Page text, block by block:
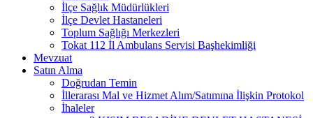
İlçe Sağlık Müdürlükleri
İlçe Devlet Hastaneleri
Toplum Sağlığı Merkezleri
Tokat 112 İl Ambulans Servisi Başhekimliği
Mevzuat
Satın Alma
Doğrudan Temin
İllerarası Mal ve Hizmet Alım/Satımına İlişkin Protokol
İhaleler